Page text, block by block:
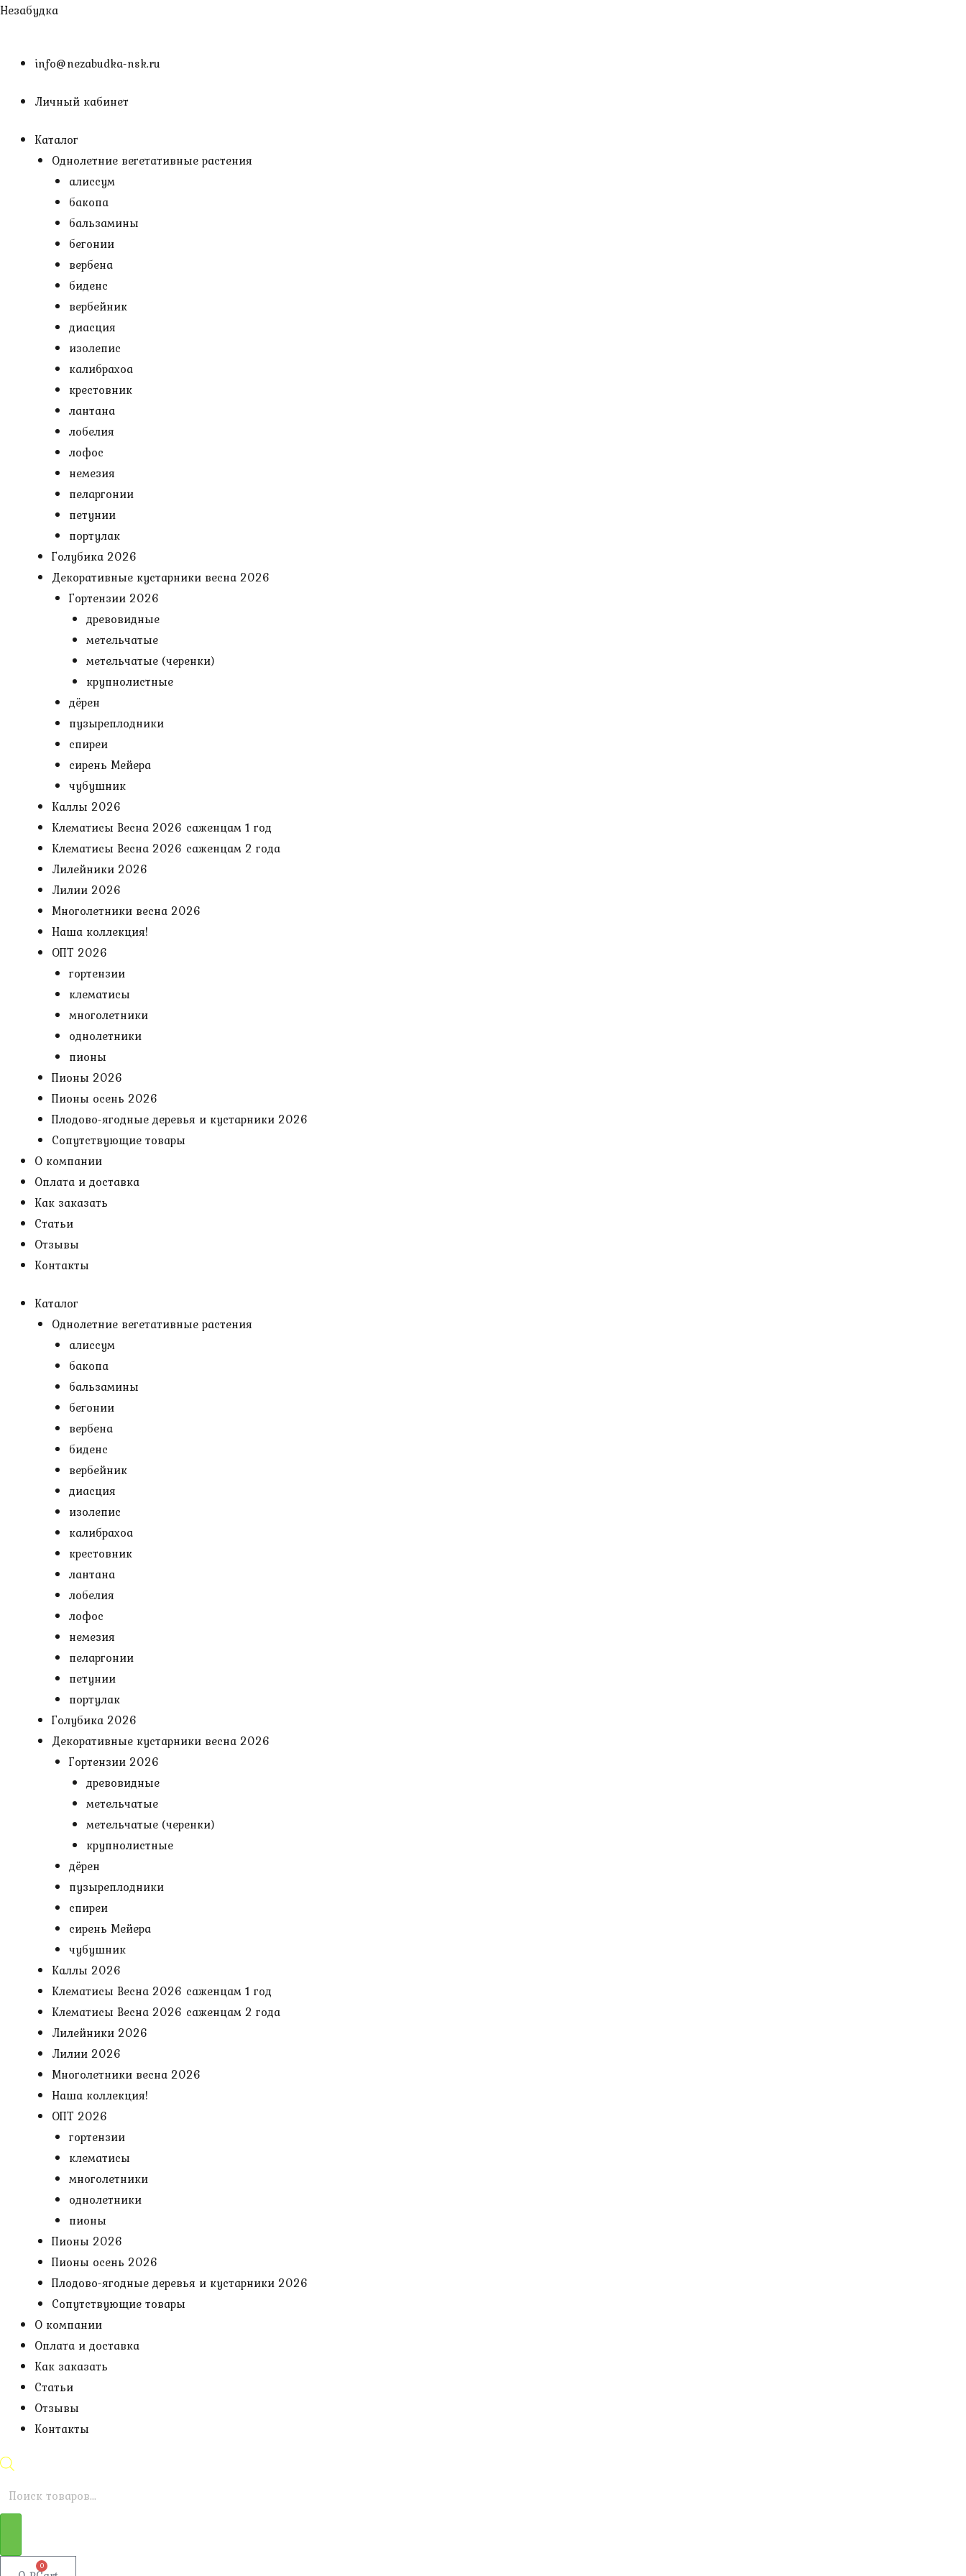
Перейти
Незабудка
info@nezabudka-nsk.ru
Личный кабинет
Каталог
Однолетние вегетативные растения
алиссум
бакопа
бальзамины
бегонии
вербена
биденс
вербейник
диасция
изолепис
калибрахоа
крестовник
лантана
лобелия
лофос
немезия
пеларгонии
петунии
портулак
Голубика 2026
Декоративные кустарники весна 2026
Гортензии 2026
древовидные
метельчатые
метельчатые (черенки)
крупнолистные
дёрен
пузыреплодники
спиреи
сирень Мейера
чубушник
Каллы 2026
Клематисы Весна 2026 саженцам 1 год
Клематисы Весна 2026 саженцам 2 года
Лилейники 2026
Лилии 2026
Многолетники весна 2026
Наша коллекция!
ОПТ 2026
гортензии
клематисы
многолетники
однолетники
пионы
Пионы 2026
Пионы осень 2026
Плодово-ягодные деревья и кустарники 2026
Сопутствующие товары
О компании
Оплата и доставка
Как заказать
Статьи
Отзывы
Контакты
Каталог
Однолетние вегетативные растения
алиссум
бакопа
бальзамины
бегонии
вербена
биденс
вербейник
диасция
изолепис
калибрахоа
крестовник
лантана
лобелия
лофос
немезия
пеларгонии
петунии
портулак
Голубика 2026
Декоративные кустарники весна 2026
Гортензии 2026
древовидные
метельчатые
метельчатые (черенки)
крупнолистные
дёрен
пузыреплодники
спиреи
сирень Мейера
чубушник
Каллы 2026
Клематисы Весна 2026 саженцам 1 год
Клематисы Весна 2026 саженцам 2 года
Лилейники 2026
Лилии 2026
Многолетники весна 2026
Наша коллекция!
ОПТ 2026
гортензии
клематисы
многолетники
однолетники
пионы
Пионы 2026
Пионы осень 2026
Плодово-ягодные деревья и кустарники 2026
Сопутствующие товары
О компании
Оплата и доставка
Как заказать
Статьи
Отзывы
Контакты
Поиск
0